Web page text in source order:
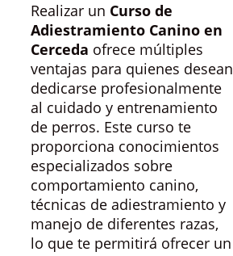
Realizar un Curso de
Adiestramiento Canino en
Cerceda ofrece múltiples
ventajas para quienes desean
dedicarse profesionalmente
al cuidado y entrenamiento
de perros. Este curso te
proporciona conocimientos
especializados sobre
comportamiento canino,
técnicas de adiestramiento y
manejo de diferentes razas,
lo que te permitirá ofrecer un